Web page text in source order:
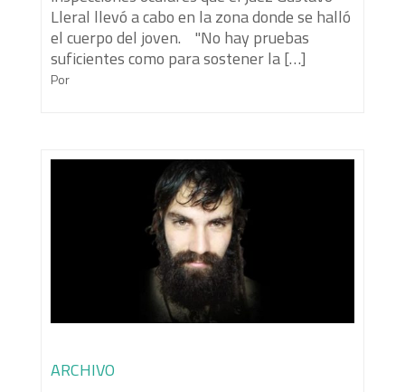
Lleral llevó a cabo en la zona donde se halló
el cuerpo del joven. "No hay pruebas
suficientes como para sostener la […]
Por
ARCHIVO